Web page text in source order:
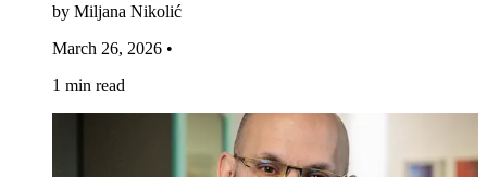
by Miljana Nikolić
March 26, 2026 •
1 min read